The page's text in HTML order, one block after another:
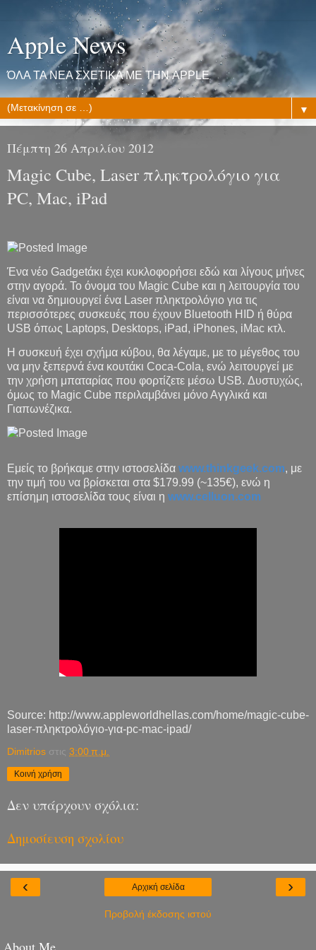
Apple News
ΌΛΑ ΤΑ ΝΕΑ ΣΧΕΤΙΚΑ ΜΕ ΤΗΝ APPLE
▼
Πέμπτη 26 Απριλίου 2012
Magic Cube, Laser πληκτρολόγιο για
PC, Mac, iPad
Ένα νέο Gadgetάκι έχει κυκλοφορήσει εδώ και λίγους μήνες
στην αγορά. Το όνομα του Magic Cube και η λειτουργία του
είναι να δημιουργεί ένα Laser πληκτρολόγιο για τις
περισσότερες συσκευές που έχουν Bluetooth HID ή θύρα
USB όπως Laptops, Desktops, iPad, iPhones, iMac κτλ.
Η συσκευή έχει σχήμα κύβου, θα λέγαμε, με το μέγεθος του
να μην ξεπερνά ένα κουτάκι Coca-Cola, ενώ λειτουργεί με
την χρήση μπαταρίας που φορτίζετε μέσω USB. Δυστυχώς,
όμως το Magic Cube περιλαμβάνει μόνο Αγγλικά και
Γιαπωνέζικα.
Εμείς το βρήκαμε στην ιστοσελίδα www.thinkgeek.com, με
την τιμή του να βρίσκεται στα $179.99 (~135€), ενώ η
επίσημη ιστοσελίδα τους είναι η www.celluon.com
Source: http://www.appleworldhellas.com/home/magic-cube-
laser-πληκτρολόγιο-για-pc-mac-ipad/
Dimitrios στις 3:00 π.μ.
Κοινή χρήση
Δεν υπάρχουν σχόλια:
Δημοσίευση σχολίου
‹ ›
Αρχική σελίδα
Προβολή έκδοσης ιστού